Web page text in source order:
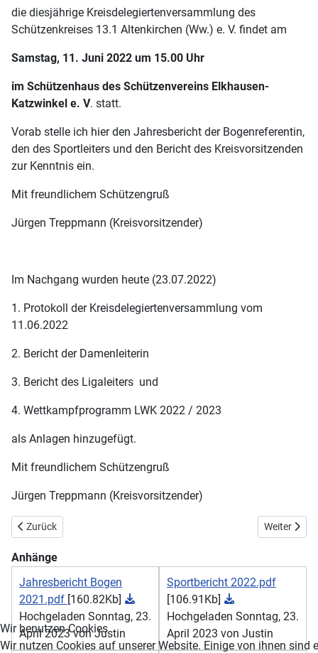
die diesjährige Kreisdelegiertenversammlung des
Schützenkreises 13.1 Altenkirchen (Ww.) e. V. findet am
Samstag, 11. Juni 2022 um 15.00 Uhr
im Schützenhaus des Schützenvereins Elkhausen-
Katzwinkel e. V. statt.
Vorab stelle ich hier den Jahresbericht der Bogenreferentin,
den des Sportleiters und den Bericht des Kreisvorsitzenden
zur Kenntnis ein.
Mit freundlichem Schützengruß
Jürgen Treppmann (Kreisvorsitzender)
Im Nachgang wurden heute (23.07.2022)
1. Protokoll der Kreisdelegiertenversammlung vom
11.06.2022
2. Bericht der Damenleiterin
3. Bericht des Ligaleiters und
4. Wettkampfprogramm LWK 2022 / 2023
als Anlagen hinzugefügt.
Mit freundlichem Schützengruß
Jürgen Treppmann (Kreisvorsitzender)
Vorheriger Beitrag: Kreisdelegiertenversammlung 2023
Zurück Nächster
Weiter
Anhänge
Jahresbericht Bogen
2021.pdf [160.82Kb]
Hochgeladen Sonntag, 23.
April 2023 von Justin
Sportbericht 2022.pdf
[106.91Kb]
Hochgeladen Sonntag, 23.
April 2023 von Justin
Wir benutzen Cookies
Wir nutzen Cookies auf unserer Website. Einige von ihnen sind